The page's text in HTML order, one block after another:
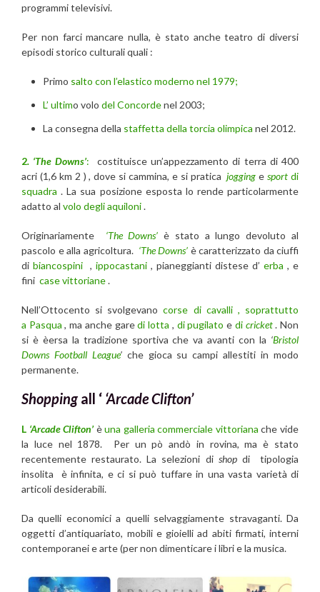
programmi televisivi.
Per non farci mancare nulla, è stato anche teatro di diversi
episodi storico culturali quali :
Primo salto con l’elastico moderno nel 1979;
L’ ultimo volo del Concordenel 2003;
La consegna della staffetta della torcia olimpica nel 2012.
2. ‘The Downs’:
costituisce un’appezzamento di terra di 400
acri (1,6 km 2 ) , dove si cammina, e si praticajogging esport di
squadra . La sua posizione esposta lo rende particolarmente
adatto al volo degli aquiloni.
Originariamente ‘The Downs’ è stato a lungo devoluto al
pascolo e alla agricoltura. ‘The Downs’ è caratterizzato da ciuffi
di biancospini , ippocastani , pianeggianti distese d’ erba , e
fini case vittoriane.
Nell’Ottocento si svolgevanocorse di cavalli , soprattutto
a Pasqua , ma anche garedi lotta , di pugilato e di cricket. Non
si è èersa la tradizione sportiva che va avanti con la ‘Bristol
Downs Football League’che gioca su campi allestiti in modo
permanente.
Shopping all ‘ ‘Arcade Clifton’
L ‘Arcade Clifton’ èuna galleria commerciale vittoriana che vide
la luce nel 1878. Per un pò andò in rovina, ma è stato
recentemente restaurato. La selezioni dishopdi tipologia
insolita è infinita, e ci si può tuffare in una vasta varietà di
articoli desiderabili.
Da quelli economici a quelli selvaggiamente stravaganti. Da
oggetti d’antiquariato, mobili e gioielli ad abiti firmati, interni
contemporanei e arte (per non dimenticare i libri e la musica.